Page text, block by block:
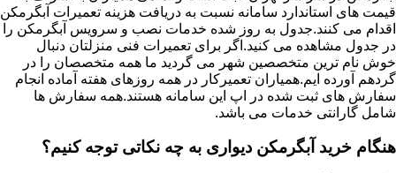
قیمت های استاندارد سامانه نسبت به دریافت هزینه تعمیرات آبگرمکن
اقدام می کنند.جدول به روز شده خدمات نصب و سرویس آبگرمکن را
در جدول مشاهده می کنید.اگر برای تعمیرات فنی منزلتان دنبال
خوش نام ترین متخصصین شهر می گردید ما همه متخصصان را در
گردهم آورده ایم.همیاران تعمیرکار در همه روزهای هفته آماده انجام
سفارش های ثبت شده در اپ این سامانه هستند.همه سفارش ها
شامل گارانتی خدمات می باشد.
هنگام خرید آبگرمکن دیواری به چه نکاتی توجه کنیم؟